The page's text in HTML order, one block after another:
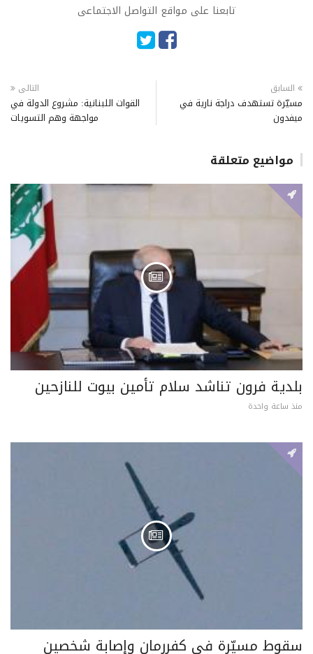
تابعنا على مواقع التواصل الاجتماعى
السابق
مسيّرة تستهدف دراجة نارية في
ميفدون
التالى
القوات اللبنانية: مشروع الدولة في
مواجهة وهم التسويات
مواضيع متعلقة
بلدية فرون تناشد سلام تأمين بيوت للنازحين
منذ ساعة واحدة
سقوط مسيّرة في كفررمان وإصابة شخصين